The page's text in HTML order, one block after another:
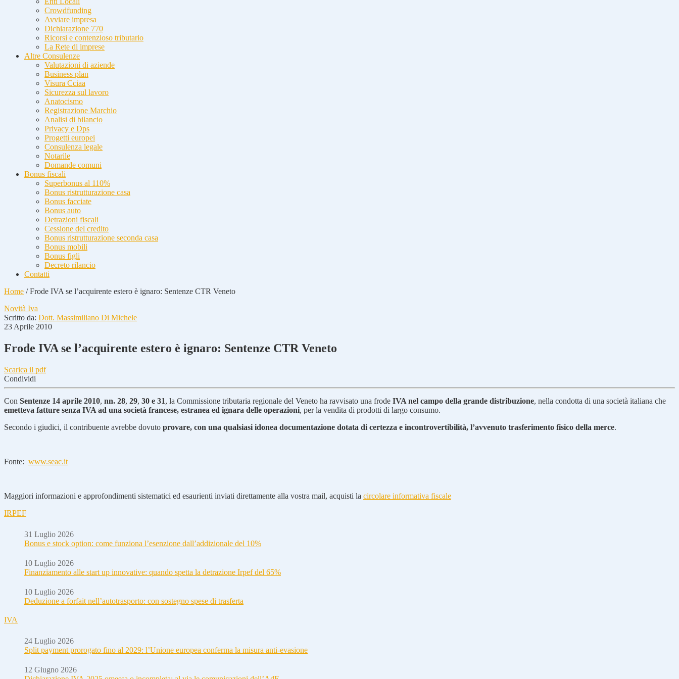
Crowdfunding
Avviare impresa
Dichiarazione 770
Ricorsi e contenzioso tributario
La Rete di imprese
Altre Consulenze
Valutazioni di aziende
Business plan
Visura Cciaa
Sicurezza sul lavoro
Anatocismo
Registrazione Marchio
Analisi di bilancio
Privacy e Dps
Progetti europei
Consulenza legale
Notarile
Domande comuni
Bonus fiscali
Superbonus al 110%
Bonus ristrutturazione casa
Bonus facciate
Bonus auto
Detrazioni fiscali
Cessione del credito
Bonus ristrutturazione seconda casa
Bonus mobili
Bonus figli
Decreto rilancio
Contatti
Home /Frode IVA se l’acquirente estero è ignaro: Sentenze CTR Veneto
Novità Iva
Scritto da: Dott. Massimiliano Di Michele
23 Aprile 2010
Frode IVA se l’acquirente estero è ignaro: Sentenze CTR Veneto
Scarica il pdf
Condividi
Con Sentenze 14 aprile 2010, nn. 28, 29, 30 e 31, la Commissione tributaria regionale del Veneto ha ravvisato una frode IVA nel campo della grande distribuzione, nella condotta di una società italiana che
emetteva fatture senza IVA ad una società francese, estranea ed ignara delle operazioni, per la vendita di prodotti di largo consumo.
Secondo i giudici, il contribuente avrebbe dovuto provare, con una qualsiasi idonea documentazione dotata di certezza e incontrovertibilità, l’avvenuto trasferimento fisico della merce.
Fonte: www.seac.it
Maggiori informazioni e approfondimenti sistematici ed esaurienti inviati direttamente alla vostra mail, acquisti la circolare informativa fiscale
IRPEF
31 Luglio 2026
Bonus e stock option: come funziona l’esenzione dall’addizionale del 10%
10 Luglio 2026
Finanziamento alle start up innovative: quando spetta la detrazione Irpef del 65%
10 Luglio 2026
Deduzione a forfait nell’autotrasporto: con sostegno spese di trasferta
IVA
24 Luglio 2026
Split payment prorogato fino al 2029: l’Unione europea conferma la misura anti-evasione
12 Giugno 2026